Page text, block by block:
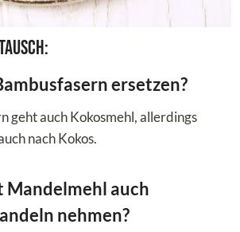
ersetzen?
geht auch Kokosmehl, allerdings
nach Kokos.
Mandelmehl auch
nehmen?